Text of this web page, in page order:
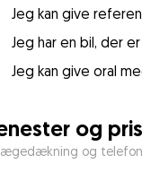
Jeg kan give
Jeg har en bil, der
Jeg kan give oral
og
og